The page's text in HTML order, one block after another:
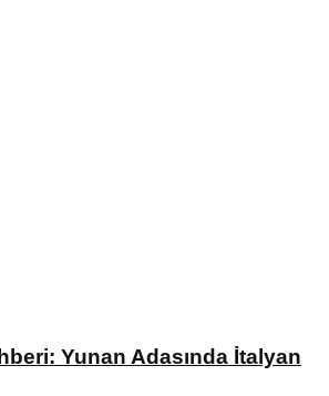
Yunan Adasında İtalyan